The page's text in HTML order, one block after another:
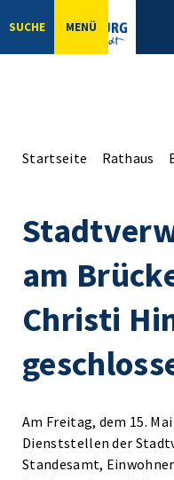
SUCHE MENÜ
Startseite Rathaus
am
Christi
Am Freitag, dem 15.
Dienststellen der
Standesamt,